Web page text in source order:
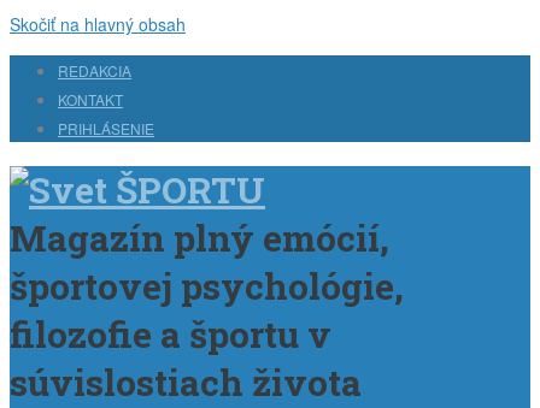
Skočiť na hlavný obsah
REDAKCIA
KONTAKT
PRIHLÁSENIE
Magazín plný emócií,
športovej psychológie,
filozofie a športu v
súvislostiach života